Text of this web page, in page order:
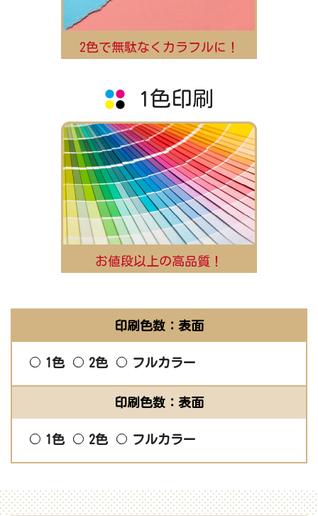
2色で無駄なくカラフルに！
1色印刷
お値段以上の高品質！
印刷色数：表面
1色 2色 フルカラー
印刷色数：表面
1色 2色 フルカラー